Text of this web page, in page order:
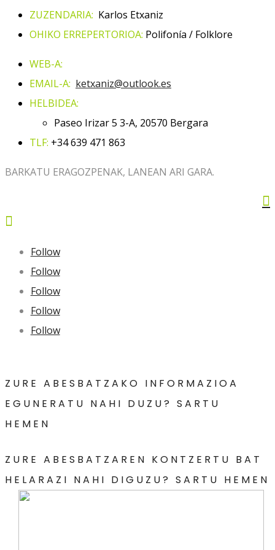
ZUZENDARIA: Karlos Etxaniz
OHIKO ERREPERTORIOA: Polifonía / Folklore
WEB-A:
EMAIL-A: ketxaniz@outlook.es
HELBIDEA:
Paseo Irizar 5 3-A, 20570 Bergara
TLF: +34 639 471 863
BARKATU ERAGOZPENAK, LANEAN ARI GARA.


Follow
Follow
Follow
Follow
Follow
ZURE ABESBATZAKO INFORMAZIOA
EGUNERATU NAHI DUZU? SARTU
HEMEN
ZURE ABESBATZAREN KONTZERTU BAT
HELARAZI NAHI DIGUZU? SARTU HEMEN